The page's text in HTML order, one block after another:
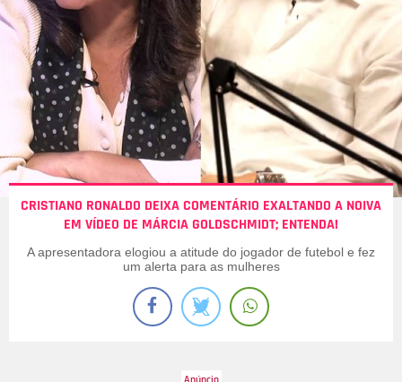
CRISTIANO RONALDO DEIXA COMENTÁRIO EXALTANDO A NOIVA
EM VÍDEO DE MÁRCIA GOLDSCHMIDT; ENTENDA!
A apresentadora elogiou a atitude do jogador de futebol e fez
um alerta para as mulheres